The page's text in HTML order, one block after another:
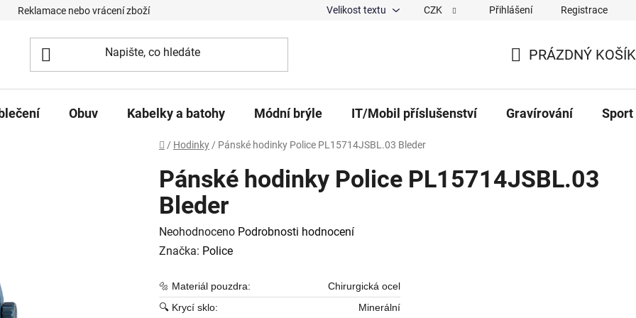
Reklamace nebo vrácení zboží Podmínky ochrany osobních údajů O nás Magazín Hodnocení obchodu
Velikost textu CZK Přihlášení Registrace
PRÁZDNÝ KOŠÍK
Obuv Kabelky a batohy Módní brýle IT/Mobil příslušenství Gravírování Sport
Domů
/ Hodinky / Pánské hodinky Police PL15714JSBL.03 Bleder
Pánské hodinky Police PL15714JSBL.03
Bleder
Průměrné hodnocení produktu je 0,0 z 5 hvězdiček.
Neohodnoceno Podrobnosti hodnocení
Značka: Police
🔩 Materiál pouzdra:
Chirurgická ocel
🔍 Krycí sklo:
Minerální